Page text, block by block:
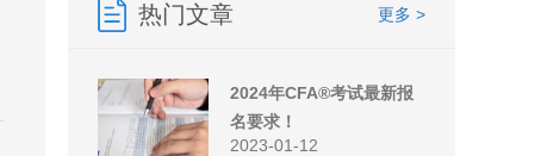
更多 >
热门文章
2024年CFA®考试最新报
名要求！
2023-01-12